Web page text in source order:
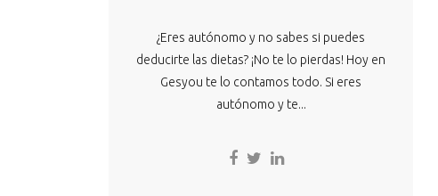
¿Eres autónomo y no sabes si puedes
deducirte las dietas? ¡No te lo pierdas! Hoy en
Gesyou te lo contamos todo. Si eres
autónomo y te...